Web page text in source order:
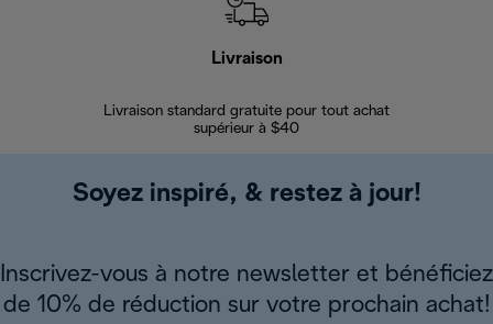
Livraison
Livraison standard gratuite pour tout achat
supérieur à $40
Soyez inspiré, & restez à jour!
Inscrivez-vous à notre newsletter et bénéficiez
de 10% de réduction sur votre prochain achat!